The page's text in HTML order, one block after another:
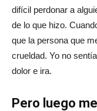
difícil perdonar a
de lo que hizo.
que la persona que
crueldad. Yo no
dolor e ira.
Pero luego